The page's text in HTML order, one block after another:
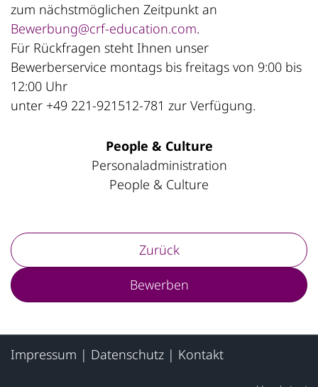
zum nächstmöglichen Zeitpunkt an
Bewerbung@crf-education.com.
Für Rückfragen steht Ihnen unser
Bewerberservice montags bis freitags von 9:00 bis
12:00 Uhr
unter +49 221-921512-781 zur Verfügung.
People & Culture
Personaladministration
People & Culture
Zurück
Bewerben
Impressum | Datenschutz | Kontakt